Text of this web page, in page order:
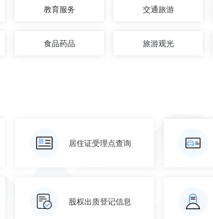
教育服务 交通旅游
食品药品 旅游观光
居住证受理点查询
股权出质登记信息